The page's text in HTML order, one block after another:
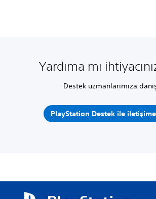
Yardıma mı
Destek uzmanlarımıza
PlayStation Destek ile